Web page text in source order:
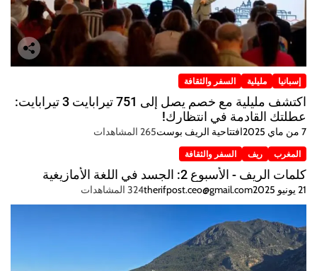
إسبانيا مليلية السفر والثقافة
اكتشف مليلية مع خصم يصل إلى 751 تيرابايت 3 تيرابايت:
عطلتك القادمة في انتظارك!
7 من ماي 2025 افتتاحية الريف بوست265 المشاهدات
المغرب ريف السفر والثقافة
كلمات الريف - الأسبوع 2: الجسد في اللغة الأمازيغية
21 يونيو 2025 therifpost.ceo@gmail.com324 المشاهدات